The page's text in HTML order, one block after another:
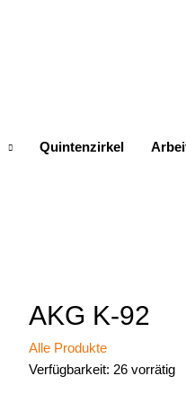
Quintenzirkel
AKG K-92
Alle Produkte
Verfügbarkeit: 26 vorrätig